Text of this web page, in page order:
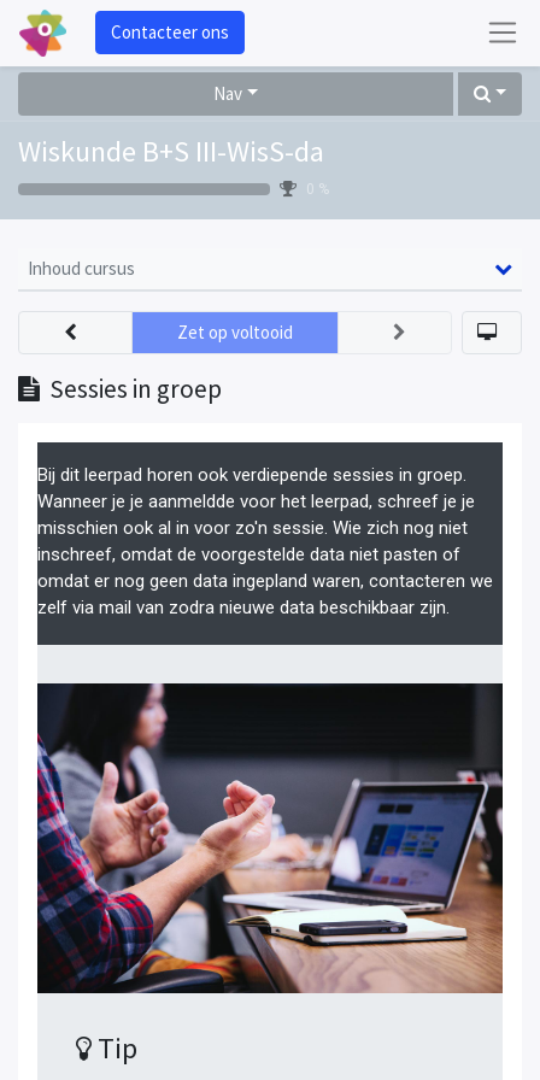
Contacteer ons
Nav
Wiskunde B+S III-WisS-da
0 %
Inhoud cursus
Sessies in groep
Zet op voltooid
Bij dit leerpad horen ook verdiepende sessies in groep.
Wanneer je je aanmeldde voor het leerpad, schreef je je
misschien ook al in voor zo'n sessie. Wie zich nog niet
inschreef, omdat de voorgestelde data niet pasten of
omdat er nog geen data ingepland waren, contacteren we
zelf via mail van zodra nieuwe data beschikbaar zijn.
Tip